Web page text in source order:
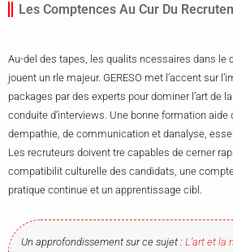
Les Comptences Au Cur Du
Au-del des tapes, les qualits ncessaires dans le
jouent un rle majeur. GERESO met l’accent sur
packages par des experts pour dominer l’art de
conduite d’interviews. Une bonne formation
dempathie, de communication et danalyse,
Les recruteurs doivent tre capables de cerner
compatibilit culturelle des candidats, une
pratique continue et un apprentissage cibl.
Un approfondissement sur ce sujet : L’art et la